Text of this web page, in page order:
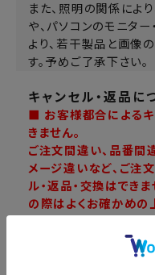
また、照明の関係によ
や、パソコンのモニタ
より、若干製品と画像
す。予めご了承下さい。
キャンセル・返品に
■ お客様都合によるキ
きません。
ご注文間違い、品番間
メージ違いなど、ご注
ル・返品・交換はでき
の際はよくお確かめの
ご利用ガイド